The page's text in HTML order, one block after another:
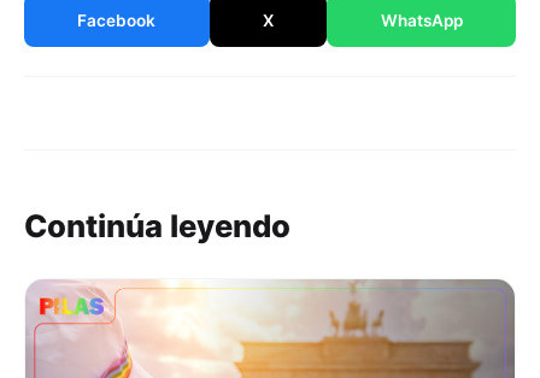
Facebook X WhatsApp
Continúa leyendo